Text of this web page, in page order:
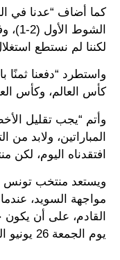
كما أضاف “عدنا في
لكننا لم نستطع
واستطرد “دفعنا
كأس العالم، وكأس
وأتم “يجب تقليل
المباراتين، ولابد من
افتقدناه اليوم،
ويستعد منتخب تونس
مواجهة السويد،
القادم، على أن
يوم الجمعة 26 يونيو الجاري.